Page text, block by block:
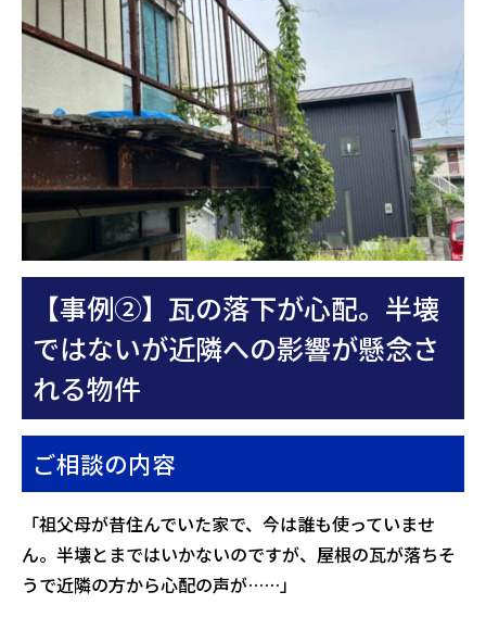
【事例②】瓦の落下が心配。半壊
ではないが近隣への影響が懸念さ
れる物件
ご相談の内容
「祖父母が昔住んでいた家で、今は誰も使っていませ
ん。半壊とまではいかないのですが、屋根の瓦が落ちそ
うで近隣の方から心配の声が……」